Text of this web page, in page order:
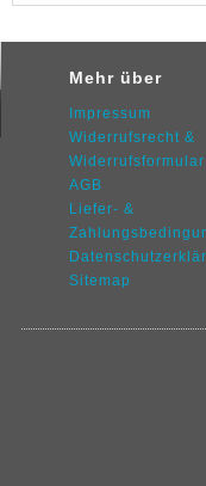
Mehr über
Impressum
Widerrufsrecht &
Widerrufsformular
AGB
Liefer- &
Datenschutz
Sitemap